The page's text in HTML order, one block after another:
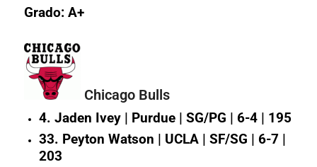
Grado: A+
Chicago Bulls
4. Jaden Ivey | Purdue | SG/PG | 6-4 | 195
33. Peyton Watson | UCLA | SF/SG | 6-7 |
203